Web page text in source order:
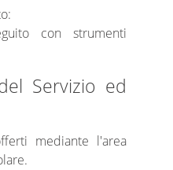
con strumenti
Servizio ed
mediante l'area